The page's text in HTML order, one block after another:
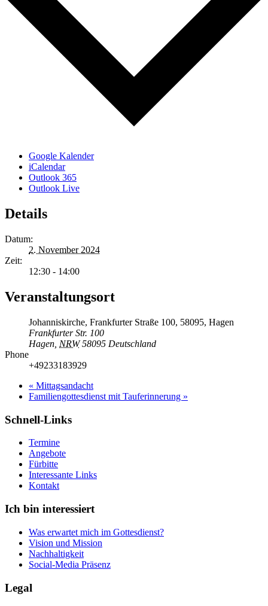
Google Kalender
iCalendar
Outlook 365
Outlook Live
Details
Datum:
2. November 2024
Zeit:
12:30 - 14:00
Veranstaltungsort
Johanniskirche, Frankfurter Straße 100, 58095, Hagen
Frankfurter Str. 100
Hagen NRW 58095 Deutschland
Phone
+49233183929
« Mittagsandacht
Familiengottesdienst mit Tauferinnerung »
Schnell-Links
Termine
Angebote
Fürbitte
Interessante Links
Kontakt
Ich bin interessiert
Was erwartet mich im Gottesdienst?
Vision und Mission
Nachhaltigkeit
Social-Media Präsenz
Legal